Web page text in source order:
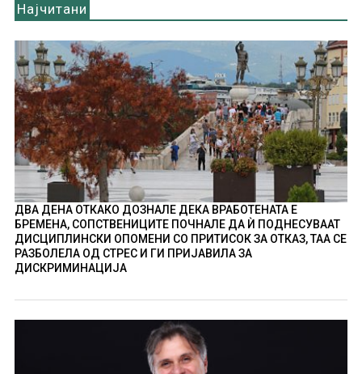
Најчитани
ДВА ДЕНА ОТКАКО ДОЗНАЛЕ ДЕКА ВРАБОТЕНАТА Е
БРЕМЕНА, СОПСТВЕНИЦИТЕ ПОЧНАЛЕ ДА Ѝ ПОДНЕСУВААТ
ДИСЦИПЛИНСКИ ОПОМЕНИ СО ПРИТИСОК ЗА ОТКАЗ, ТАА СЕ
РАЗБОЛЕЛА ОД СТРЕС И ГИ ПРИЈАВИЛА ЗА
ДИСКРИМИНАЦИЈА